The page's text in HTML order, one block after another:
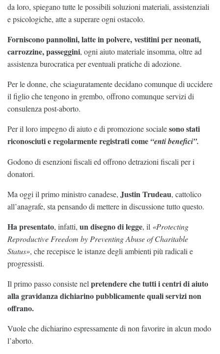
da loro, spiegano tutte le possibili soluzioni materiali, assistenziali
e psicologiche, atte a superare ogni ostacolo.
Forniscono pannolini, latte in polvere, vestitini per neonati,
carrozzine, passeggini, ogni aiuto materiale insomma, oltre ad
assistenza burocratica per eventuali pratiche di adozione.
Per le donne, che sciaguratamente decidano comunque di uccidere
il figlio che tengono in grembo, offrono comunque servizi di
consulenza post-aborto.
Per il loro impegno di aiuto e di promozione socialesono stati
riconosciuti e regolarmente registrati come “enti benefici”.
Godono di esenzioni fiscali ed offrono detrazioni fiscali per i
donatori.
Ma oggi il primo ministro canadese, Justin Trudeau, cattolico
all’anagrafe, sta pensando di mettere in discussione tutto questo.
Ha presentato, infatti, un disegno di legge, il «Protecting
Reproductive Freedom by Preventing Abuse of Charitable
Status», che recepisce le istanze degli ambienti più radicali e
progressisti.
Il primo passo consiste nel pretendere che tutti i centri di aiuto
alla gravidanza dichiarino pubblicamente quali servizi non
offrano.
Vuole che dichiarino espressamente di non favorire in alcun modo
l’aborto.